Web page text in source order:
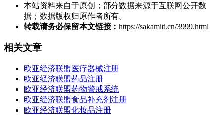
本站资料来自于原创；部分数据来源于互联网公开数
据；数据版权归原作者所有。
转载请务必保留本文链接： https://sakamiti.cn/3999.html
相关文章
欧亚经济联盟医疗器械注册
欧亚经济联盟药品注册
欧亚经济联盟药物警戒系统
欧亚经济联盟食品补充剂注册
欧亚经济联盟化妆品注册